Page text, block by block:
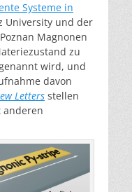
Systeme in
University und der
Magnonen
zu
wird, und
davon
Letters stellen
anderen